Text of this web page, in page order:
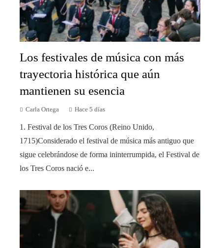
Los festivales de música con más
trayectoria histórica que aún
mantienen su esencia
Carla Ortega Hace 5 días
1. Festival de los Tres Coros (Reino Unido,
1715)Considerado el festival de música más antiguo que
sigue celebrándose de forma ininterrumpida, el Festival de
los Tres Coros nació e...